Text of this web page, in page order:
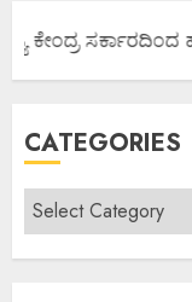
ಕೇಂದ್ರ
CATEGORIES